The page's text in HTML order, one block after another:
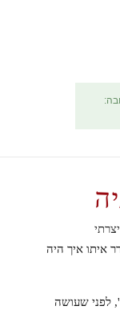
איתו איך היה
לפני שעושה